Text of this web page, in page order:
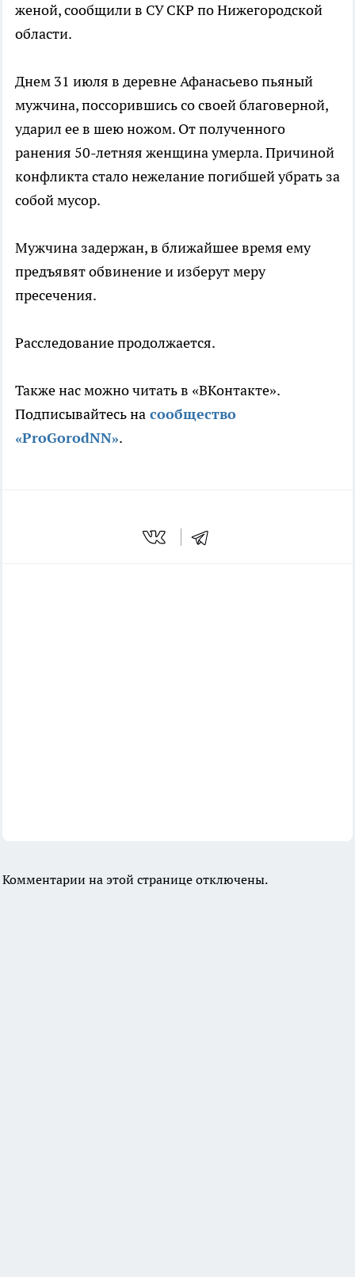
женой, сообщили в СУ СКР по Нижегородской
области.
Днем 31 июля в деревне Афанасьево пьяный
мужчина, поссорившись со своей благоверной,
ударил ее в шею ножом. От полученного
ранения 50-летняя женщина умерла. Причиной
конфликта стало нежелание погибшей убрать за
собой мусор.
Мужчина задержан, в ближайшее время ему
предъявят обвинение и изберут меру
пресечения.
Расследование продолжается.
Также нас можно читать в «ВКонтакте».
Подписывайтесь на сообщество
«ProGorodNN».
Комментарии на этой странице отключены.